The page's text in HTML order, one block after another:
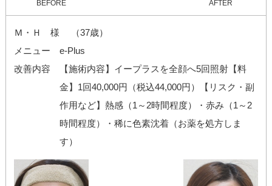
BEFORE AFTER
Ｍ・Ｈ 様 （37歳）
メニュー
e-Plus
改善内容
【施術内容】イープラスを全顔へ5回照射【料
金】1回40,000円（税込44,000円）【リスク・副
作用など】熱感（1～2時間程度）・赤み（1～2
時間程度）・稀に色素沈着（お薬を処方しま
す）